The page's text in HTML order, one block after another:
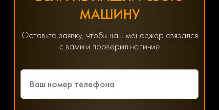
МАШИНУ
Оставьте заявку, чтобы наш менеджер связался
с вами и проверил наличие